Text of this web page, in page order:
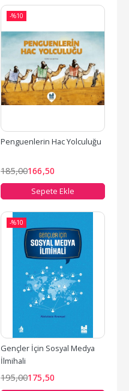
-%10
Penguenlerin Hac Yolculuğu
185,00166,50
Sepete Ekle
-%10
Gençler İçin Sosyal Medya
İlmihali
195,00175,50